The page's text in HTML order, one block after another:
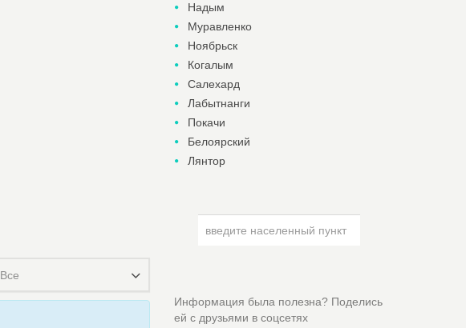
Все
Надым
Муравленко
Ноябрьск
Когалым
Салехард
Лабытнанги
Покачи
Белоярский
Лянтор
Информация была полезна? Поделись
ей с друзьями в соцсетях